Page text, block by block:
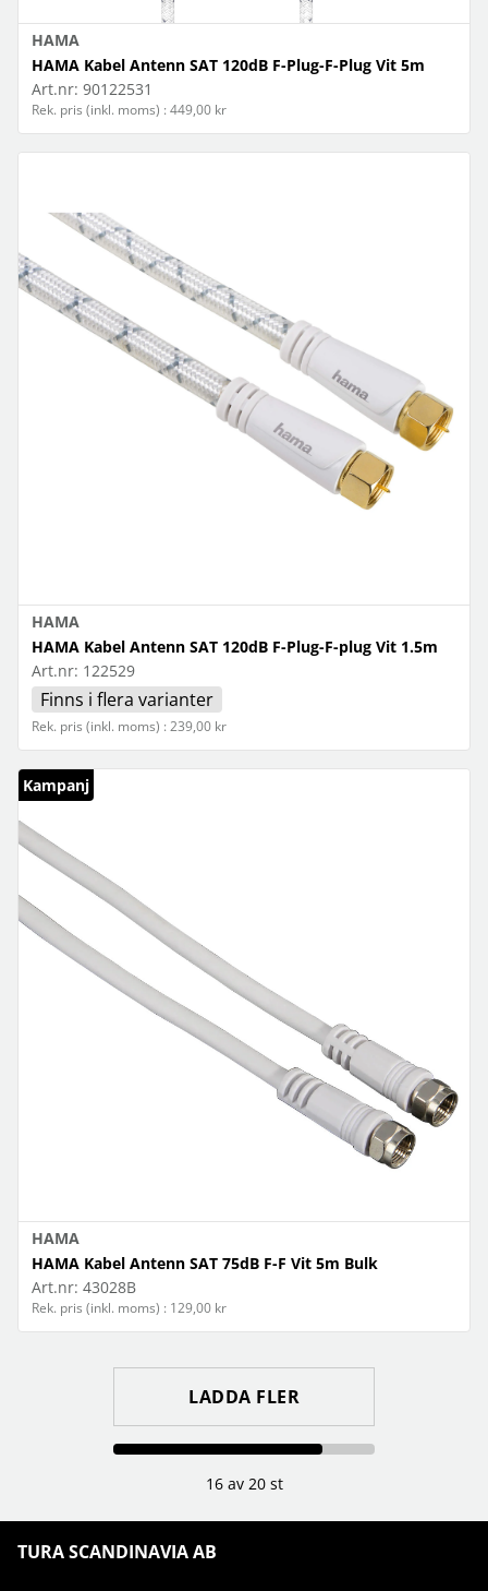
HAMA
HAMA Kabel Antenn SAT 120dB F-Plug-F-Plug Vit 5m
Art.nr: 90122531
Rek. pris (inkl. moms) : 449,00 kr
HAMA
HAMA Kabel Antenn SAT 120dB F-Plug-F-plug Vit 1.5m
Art.nr: 122529
Finns i flera varianter
Rek. pris (inkl. moms) : 239,00 kr
Kampanj
HAMA
HAMA Kabel Antenn SAT 75dB F-F Vit 5m Bulk
Art.nr: 43028B
Rek. pris (inkl. moms) : 129,00 kr
LADDA FLER
16 av 20 st
TURA SCANDINAVIA AB